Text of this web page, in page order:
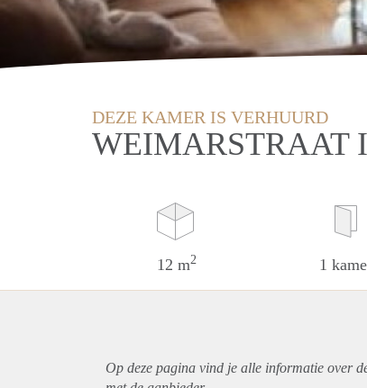
DEZE KAMER IS VERHUURD
WEIMARSTRAAT
12 m2 1
Op deze pagina vind je alle informatie over